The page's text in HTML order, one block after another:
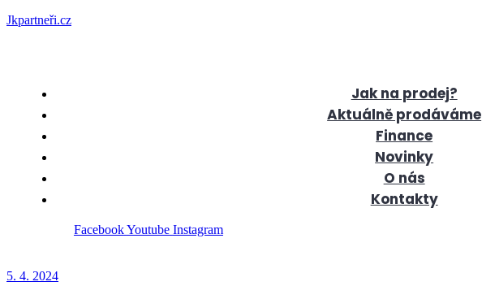
Jkpartneři.cz
Jak na prodej?
Aktuálně prodáváme
Finance
Novinky
O nás
Kontakty
FacebookYoutube Instagram
5. 4. 2024